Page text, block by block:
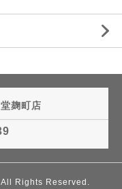
麹町店
Rights Reserved.